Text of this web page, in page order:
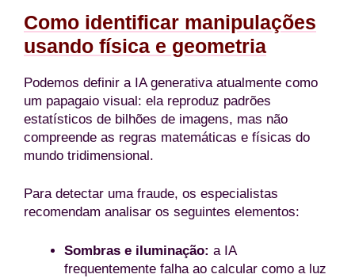
Como identificar manipulações
usando física e geometria
Podemos definir a IA generativa atualmente como
um papagaio visual: ela reproduz padrões
estatísticos de bilhões de imagens, mas não
compreende as regras matemáticas e físicas do
mundo tridimensional.
Para detectar uma fraude, os especialistas
recomendam analisar os seguintes elementos:
Sombras e iluminação: a IA
frequentemente falha ao calcular como a luz